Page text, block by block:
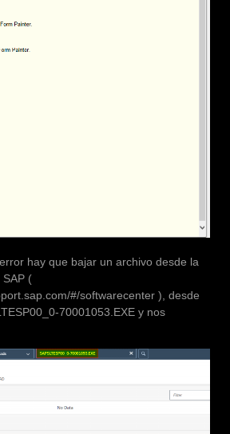
hay que bajar un archivo desde la
(
#/softwarecenter ), desde
70001053.EXE y nos